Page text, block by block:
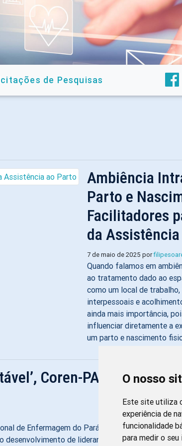
O nosso
Este site utiliza
experiência de
funcionalidade
para medir o
de Pesquisas
Ambiência
Parto e
Facilitadores
da
7 de maio de 2025 por
Quando falamos em
ao tratamento dado ao
como um local de
interpessoais e
ainda mais importância,
influenciar diretamente a
um parto e nascimento
Coren-PA Quer
de Enfermagem do Pará (Coren-PA)
de lideranças capazes de